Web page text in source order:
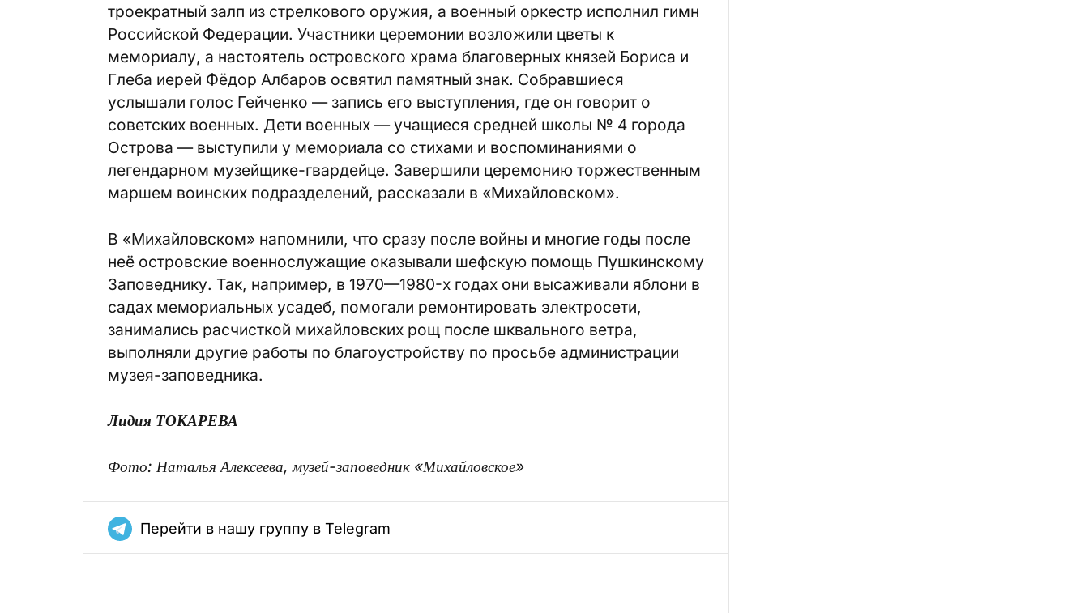
троекратный залп из стрелкового оружия, а военный оркестр исполнил гимн
Российской Федерации. Участники церемонии возложили цветы к
мемориалу, а настоятель островского храма благоверных князей Бориса и
Глеба иерей Фёдор Албаров освятил памятный знак. Собравшиеся
услышали голос Гейченко — запись его выступления, где он говорит о
советских военных. Дети военных — учащиеся средней школы № 4 города
Острова — выступили у мемориала со стихами и воспоминаниями о
легендарном музейщике-гвардейце. Завершили церемонию торжественным
маршем воинских подразделений, рассказали в «Михайловском».
В «Михайловском» напомнили, что сразу после войны и многие годы после
неё островские военнослужащие оказывали шефскую помощь Пушкинскому
Заповеднику. Так, например, в 1970—1980-х годах они высаживали яблони в
садах мемориальных усадеб, помогали ремонтировать электросети,
занимались расчисткой михайловских рощ после шквального ветра,
выполняли другие работы по благоустройству по просьбе администрации
музея-заповедника.
Лидия ТОКАРЕВА
Фото: Наталья Алексеева, музей-заповедник «Михайловское»
Перейти в нашу группу в Telegram